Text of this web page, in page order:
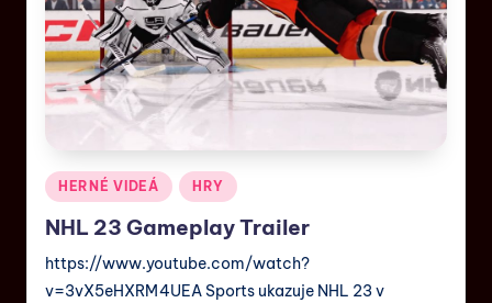
HERNÉ VIDEÁ HRY
NHL 23 Gameplay Trailer
https://www.youtube.com/watch?
v=3vX5eHXRM4UEA Sports ukazuje NHL 23 v